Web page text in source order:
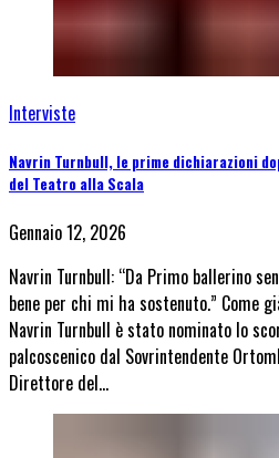
Interviste
Navrin Turnbull, le prime dichiarazioni
del Teatro alla Scala
Gennaio 12, 2026
Navrin Turnbull: “Da Primo ballerino
bene per chi mi ha sostenuto.” Come
Navrin Turnbull è stato nominato lo
palcoscenico dal Sovrintendente
Direttore del…